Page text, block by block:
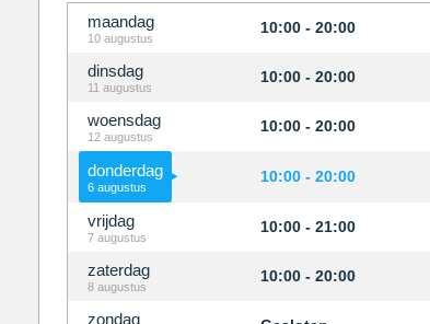
maandag
10 augustus
10:00 - 20:00
dinsdag
11 augustus
10:00 - 20:00
woensdag
12 augustus
10:00 - 20:00
donderdag
6 augustus
10:00 - 20:00
vrijdag
7 augustus
10:00 - 21:00
zaterdag
8 augustus
10:00 - 20:00
zondag